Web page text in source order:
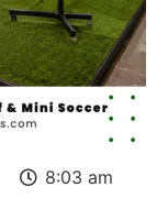
8:03 am